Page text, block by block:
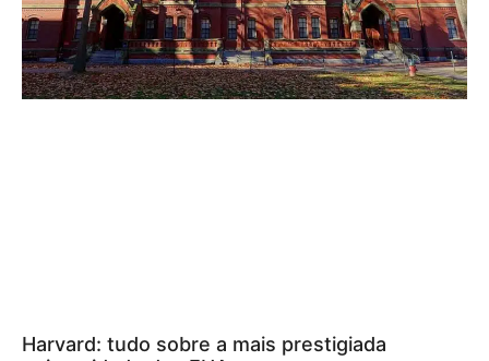
Harvard: tudo sobre a mais prestigiada